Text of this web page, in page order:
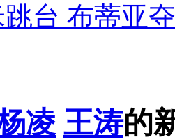
跳台 布蒂亚
凌 王涛的